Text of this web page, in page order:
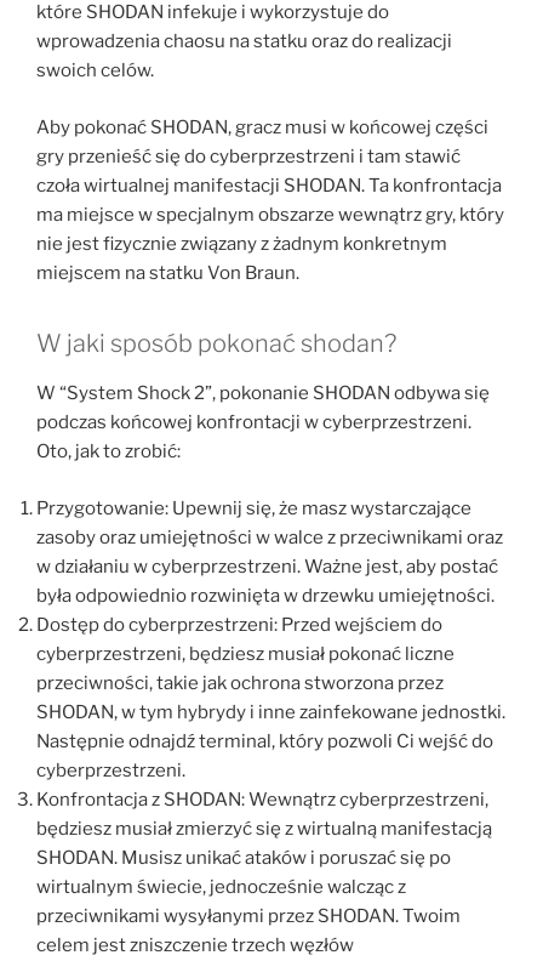
które SHODAN infekuje i wykorzystuje do
wprowadzenia chaosu na statku oraz do realizacji
swoich celów.
Aby pokonać SHODAN, gracz musi w końcowej części
gry przenieść się do cyberprzestrzeni i tam stawić
czoła wirtualnej manifestacji SHODAN. Ta konfrontacja
ma miejsce w specjalnym obszarze wewnątrz gry, który
nie jest fizycznie związany z żadnym konkretnym
miejscem na statku Von Braun.
W jaki sposób pokonać shodan?
W “System Shock 2”, pokonanie SHODAN odbywa się
podczas końcowej konfrontacji w cyberprzestrzeni.
Oto, jak to zrobić:
Przygotowanie: Upewnij się, że masz wystarczające
zasoby oraz umiejętności w walce z przeciwnikami oraz
w działaniu w cyberprzestrzeni. Ważne jest, aby postać
była odpowiednio rozwinięta w drzewku umiejętności.
Dostęp do cyberprzestrzeni: Przed wejściem do
cyberprzestrzeni, będziesz musiał pokonać liczne
przeciwności, takie jak ochrona stworzona przez
SHODAN, w tym hybrydy i inne zainfekowane jednostki.
Następnie odnajdź terminal, który pozwoli Ci wejść do
cyberprzestrzeni.
Konfrontacja z SHODAN: Wewnątrz cyberprzestrzeni,
będziesz musiał zmierzyć się z wirtualną manifestacją
SHODAN. Musisz unikać ataków i poruszać się po
wirtualnym świecie, jednocześnie walcząc z
przeciwnikami wysyłanymi przez SHODAN. Twoim
celem jest zniszczenie trzech węzłów